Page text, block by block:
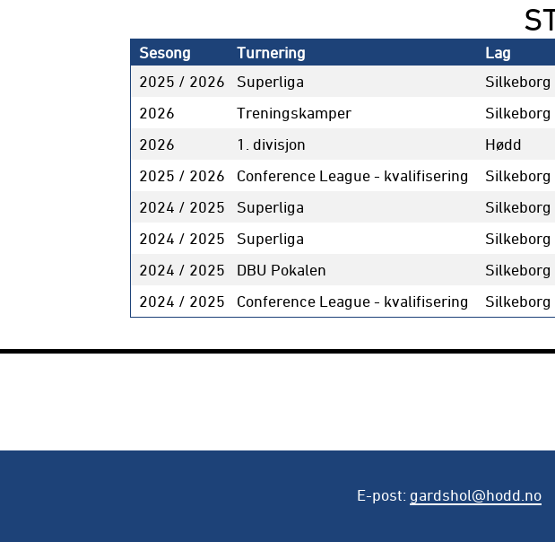
Sesong Turnering Lag
2025 / 2026
Superliga Silkeborg
2026
Treningskamper Silkeborg
2026
1. divisjon Hødd
2025 / 2026
Conference League - kvalifisering Silkeborg
2024 / 2025
Superliga Silkeborg
2024 / 2025
Superliga Silkeborg
2024 / 2025
DBU Pokalen Silkeborg
2024 / 2025
Conference League - kvalifisering Silkeborg
E-post: gardshol@hodd.no